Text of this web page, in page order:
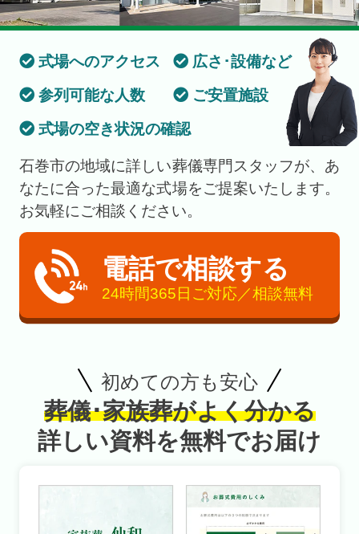
式場へのアクセス
広さ･設備など
参列可能な人数
ご安置施設
式場の空き状況の確認
石巻市の地域に詳しい葬儀専門スタッフが、あ
なたに合った最適な式場をご提案いたします。
お気軽にご相談ください。
電話で相談する
24時間365日ご対応／相談無料
初めての方も安心
葬儀･家族葬がよく分かる
詳しい資料を無料でお届け